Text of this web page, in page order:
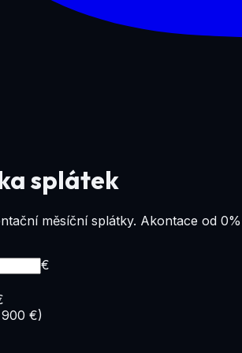
splátek
měsíční splátky. Akontace od
€
€)